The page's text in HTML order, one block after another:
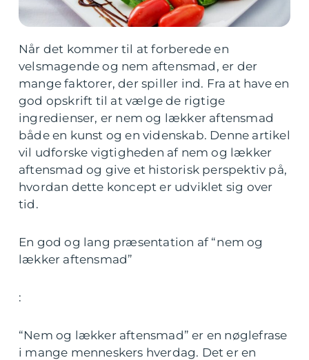
Når det kommer til at forberede en
velsmagende og nem aftensmad, er der
mange faktorer, der spiller ind. Fra at have en
god opskrift til at vælge de rigtige
ingredienser, er nem og lækker aftensmad
både en kunst og en videnskab. Denne artikel
vil udforske vigtigheden af nem og lækker
aftensmad og give et historisk perspektiv på,
hvordan dette koncept er udviklet sig over
tid.
En god og lang præsentation af “nem og
lækker aftensmad”
:
“Nem og lækker aftensmad” er en nøglefrase
i mange menneskers hverdag. Det er en